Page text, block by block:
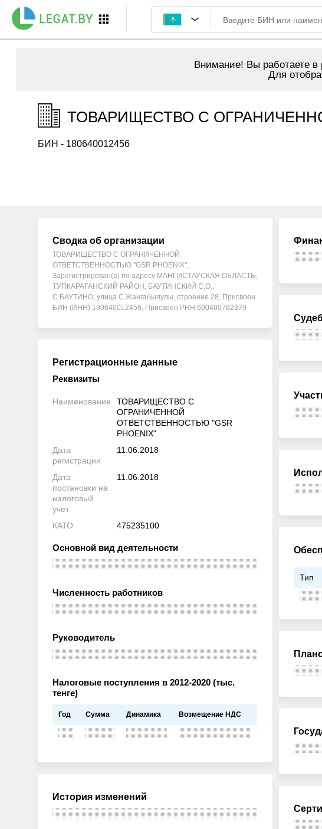
Внимание! Вы работаете в
Для
ТОВАРИЩЕСТВО С
БИН - 180640012456
Сводка об организации
ТОВАРИЩЕСТВО С ОГРАНИЧЕННОЙ
ОТВЕТСТВЕННОСТЬЮ "GSR PHOENIX",
Зарегистрирован(а) по адресу МАНГИСТАУСКАЯ ОБЛАСТЬ,
ТУПКАРАГАНСКИЙ РАЙОН, БАУТИНСКИЙ С.О.,
С.БАУТИНО, улица С.Жангабылулы, строение 28, Присвоен
БИН (ИНН) 180640012456, Присвоен РНН 600400762379
Регистрационные данные
Реквизиты
Наименование
ТОВАРИЩЕСТВО С
ОГРАНИЧЕННОЙ
ОТВЕТСТВЕННОСТЬЮ "GSR
PHOENIX"
Дата
регистрации
11.06.2018
Дата
постановки на
налоговый
учет
11.06.2018
КАТО 475235100
Основной вид деятельности
Численность работников
Руководитель
Налоговые поступления в 2012-2020 (тыс.
тенге)
Год Сумма Динамика Возмещение НДС
История изменений
Тип